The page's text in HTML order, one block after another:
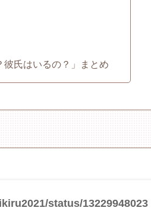
彼氏はいるの？」まとめ
status/13229948023